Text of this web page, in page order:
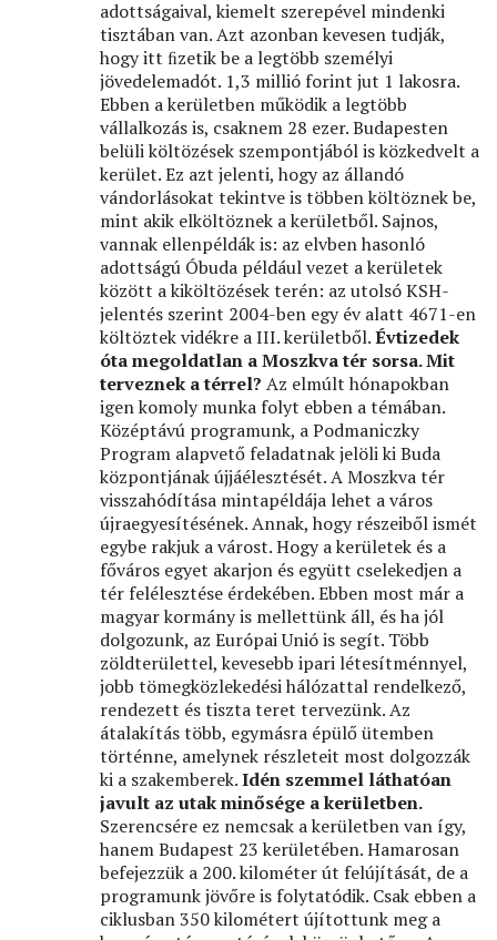
adottságaival, kiemelt szerepével mindenki
tisztában van. Azt azonban kevesen tudják,
hogy itt ﬁzetik be a legtöbb személyi
jövedelemadót. 1,3 millió forint jut 1 lakosra.
Ebben a kerületben működik a legtöbb
vállalkozás is, csaknem 28 ezer. Budapesten
belüli költözések szempontjából is közkedvelt a
kerület. Ez azt jelenti, hogy az állandó
vándorlásokat tekintve is többen költöznek be,
mint akik elköltöznek a kerületből. Sajnos,
vannak ellenpéldák is: az elvben hasonló
adottságú Óbuda például vezet a kerületek
között a kiköltözések terén: az utolsó KSH-
jelentés szerint 2004-ben egy év alatt 4671-en
költöztek vidékre a III. kerületből.Évtizedek
óta megoldatlan a Moszkva tér sorsa. Mit
terveznek a térrel? Az elmúlt hónapokban
igen komoly munka folyt ebben a témában.
Középtávú programunk, a Podmaniczky
Program alapvető feladatnak jelöli ki Buda
központjának újjáélesztését. A Moszkva tér
visszahódítása mintapéldája lehet a város
újraegyesítésének. Annak, hogy részeiből ismét
egybe rakjuk a várost. Hogy a kerületek és a
főváros egyet akarjon és együtt cselekedjen a
tér felélesztése érdekében. Ebben most már a
magyar kormány is mellettünk áll, és ha jól
dolgozunk, az Európai Unió is segít. Több
zöldterülettel, kevesebb ipari létesítménnyel,
jobb tömegközlekedési hálózattal rendelkező,
rendezett és tiszta teret tervezünk. Az
átalakítás több, egymásra épülő ütemben
történne, amelynek részleteit most dolgozzák
ki a szakemberek.Idén szemmel láthatóan
javult az utak minősége a kerületben.
Szerencsére ez nemcsak a kerületben van így,
hanem Budapest 23 kerületében. Hamarosan
befejezzük a 200. kilométer út felújítását, de a
programunk jövőre is folytatódik. Csak ebben a
ciklusban 350 kilométert újítottunk meg a